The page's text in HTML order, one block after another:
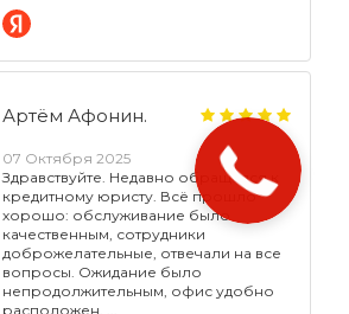
Артём Афонин.
07 Октября 2025
Здравствуйте. Недавно обращался к
кредитному юристу. Всё прошло
хорошо: обслуживание было
качественным, сотрудники
доброжелательные, отвечали на все
вопросы. Ожидание было
непродолжительным, офис удобно
расположен.